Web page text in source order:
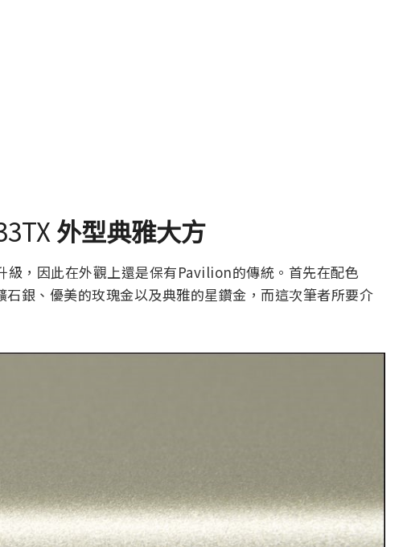
外型典雅大方
級，因此在外觀上還是保有Pavilion的傳統。首先在配色
石銀、優美的玫瑰金以及典雅的星鑽金，而這次筆者所要介